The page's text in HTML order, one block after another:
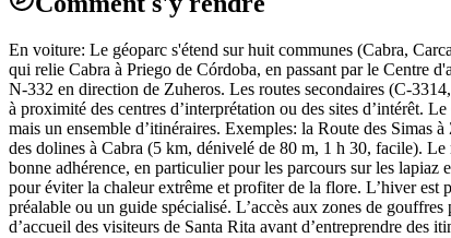
En voiture: Le géoparc s'étend sur huit communes (Cabra,
qui relie Cabra à Priego de Córdoba, en passant par le Centre
N-332 en direction de Zuheros. Les routes secondaires (C-
à proximité des centres d’interprétation ou des sites d’intérêt.
mais un ensemble d’itinéraires. Exemples: la Route des
des dolines à Cabra (5 km, dénivelé de 80 m, 1 h 30, facile).
bonne adhérence, en particulier pour les parcours sur les
pour éviter la chaleur extrême et profiter de la flore. L’hiver est
préalable ou un guide spécialisé. L’accès aux zones de
d’accueil des visiteurs de Santa Rita avant d’entreprendre des